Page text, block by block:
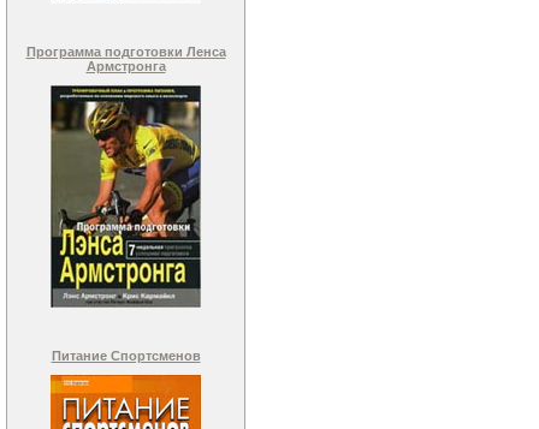
Программа подготовки Ленса
Армстронга
Питание Спортсменов